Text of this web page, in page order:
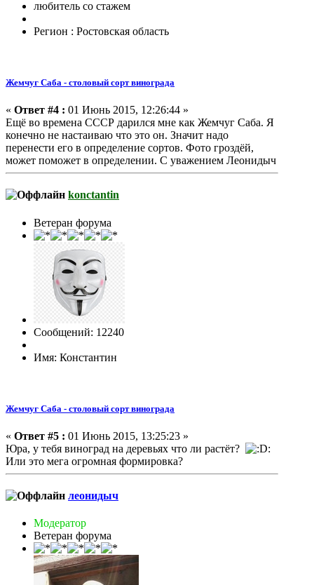
любитель со стажем
Регион : Ростовская область
Жемчуг Саба - столовый сорт винограда
« Ответ #4 : 01 Июнь 2015, 12:26:44 »
Ещё во времена СССР дарился мне как Жемчуг Саба. Я
конечно не настаиваю что это он. Значит надо
перенести его в определение сортов. Фото гроздёй,
может поможет в определении. С уважением Леонидыч
konctantin
Ветеран форума
Сообщений: 12240
Имя: Константин
Жемчуг Саба - столовый сорт винограда
« Ответ #5 : 01 Июнь 2015, 13:25:23 »
Юра, у тебя виноград на деревьях что ли растёт?
Или это мега огромная формировка?
леонидыч
Модератор
Ветеран форума